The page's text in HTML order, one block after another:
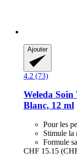
Ajouter
4.2 (73)
Weleda Soin
Blanc, 12 ml
Pour les
Stimule la
Formule
CHF 15.15